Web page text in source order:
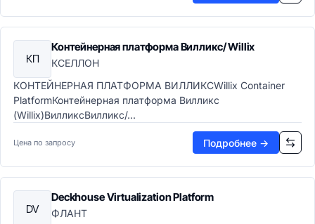
КП
Контейнерная платформа Вилликс/ Willix
КСЕЛЛОН
КОНТЕЙНЕРНАЯ ПЛАТФОРМА ВИЛЛИКСWillix Container
PlatformКонтейнерная платформа Вилликс
(Willix)ВилликсВилликс/...
Цена по запросу Подробнее →
DV
Deckhouse Virtualization Platform
ФЛАНТ